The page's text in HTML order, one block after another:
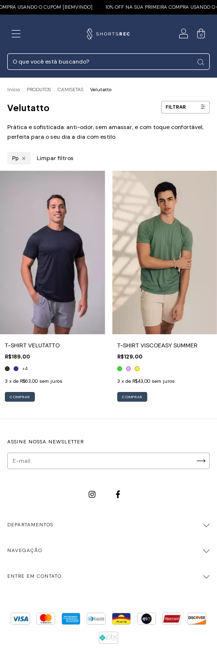
USANDO O CUPOM [BEMVINDO] 10% OFF NA SUA PRIMEIRA COMPRA USANDO O
0
Início . PRODUTOS . CAMISETAS . Velutatto
Velutatto FILTRAR
Prática e sofisticada: anti-odor, sem amassar, e com toque confortável,
perfeita para o seu dia a dia com estilo.
Pp Limpar filtros
T-SHIRT VELUTATTO
R$189,00
+4
3 x de R$63,00 sem juros
COMPRAR
T-SHIRT VISCOEASY SUMMER
R$129,00
3 x de R$43,00 sem juros
COMPRAR
ASSINE NOSSA NEWSLETTER
DEPARTAMENTOS
NAVEGAÇÃO
ENTRE EM CONTATO